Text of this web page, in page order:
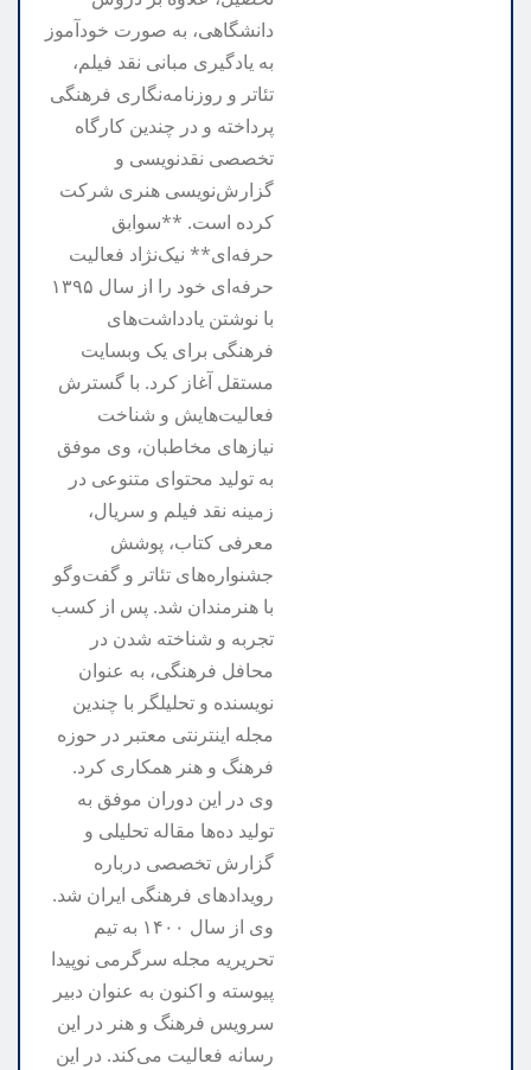
دانشگاهی، به صورت خودآموز
به یادگیری مبانی نقد فیلم،
تئاتر و روزنامه‌نگاری فرهنگی
پرداخته و در چندین کارگاه
تخصصی نقدنویسی و
گزارش‌نویسی هنری شرکت
کرده است. **سوابق
حرفه‌ای** نیک‌نژاد فعالیت
حرفه‌ای خود را از سال ۱۳۹۵
با نوشتن یادداشت‌های
فرهنگی برای یک وبسایت
مستقل آغاز کرد. با گسترش
فعالیت‌هایش و شناخت
نیازهای مخاطبان، وی موفق
به تولید محتوای متنوعی در
زمینه نقد فیلم و سریال،
معرفی کتاب، پوشش
جشنواره‌های تئاتر و گفت‌وگو
با هنرمندان شد. پس از کسب
تجربه و شناخته شدن در
محافل فرهنگی، به عنوان
نویسنده و تحلیلگر با چندین
مجله اینترنتی معتبر در حوزه
فرهنگ و هنر همکاری کرد.
وی در این دوران موفق به
تولید ده‌ها مقاله تحلیلی و
گزارش تخصصی درباره
رویدادهای فرهنگی ایران شد.
وی از سال ۱۴۰۰ به تیم
تحریریه مجله سرگرمی نوپیدا
پیوسته و اکنون به عنوان دبیر
سرویس فرهنگ و هنر در این
رسانه فعالیت می‌کند. در این